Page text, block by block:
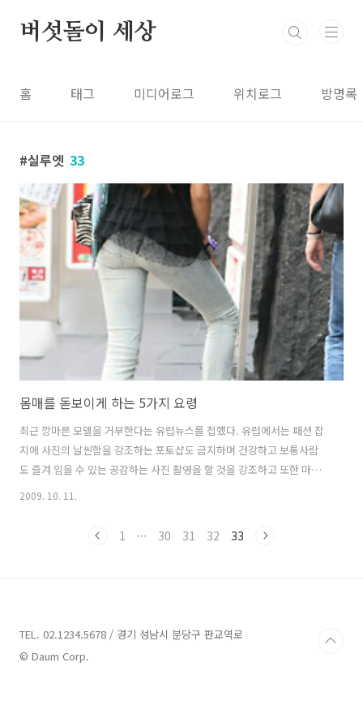
버섯돌이 세상
홈 태그 미디어로그 위치로그 방명록
실루엣 33
몸매를 돋보이게 하는 5가지 요령
최근 깡마른 모델을 거부한다는 유럽뉴스를 접했다. 유럽에서는 패션 잡
지에 사진의 날씬함을 강조하는 포토샵도 금지하며 건강하고 보통사람
도 즐겨 입을 수 있는 공감하는 사진 촬영을 할 것을 강조하고 또한 마네
킹조차 보통사람의 체형 사이즈를 바꿔야 한다는 여론이 강조되고 있다.
사람들도 공감할 수 있는 패션 정보에 대해 환영하고 있다. 우리는 잡지
보기 힘든 실정이다. 날씬..
2009. 10. 11.
1 ··· 30 31 32 33
TEL. 02.1234.5678 / 경기 성남시 분당구 판교역로
© Daum Corp.